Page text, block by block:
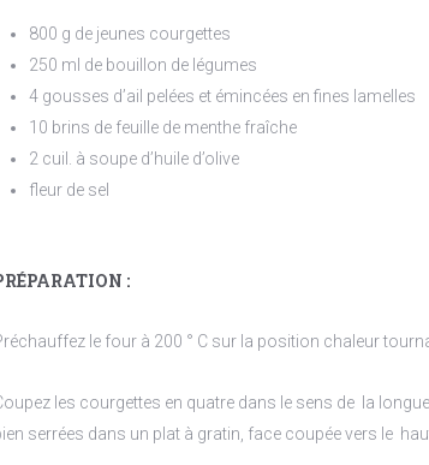
800 g de jeunes courgettes
250 ml de bouillon de légumes
4 gousses d’ail pelées et émincées en fines lamelles
10 brins de feuille de menthe fraîche
2 cuil. à soupe d’huile d’olive
fleur de sel
:
le four à 200 ° C sur la position chaleur
les courgettes en quatre dans le sens de la
serrées dans un plat à gratin, face coupée vers le